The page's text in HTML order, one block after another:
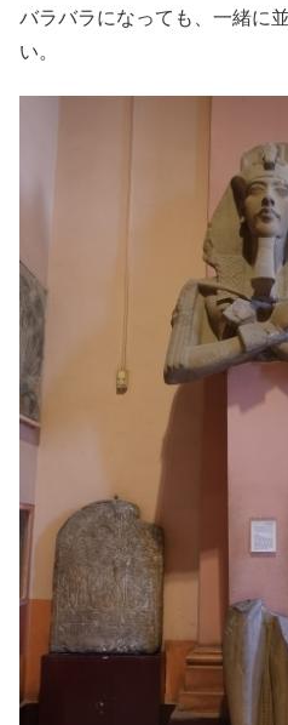
バラバラになっても、一緒に
い。